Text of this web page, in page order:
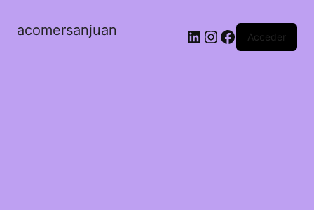
acomersanjuan LinkedIn
Instagram
Facebook
Acceder